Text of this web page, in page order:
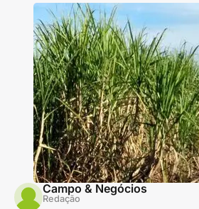
Campo & Negócios
Redação